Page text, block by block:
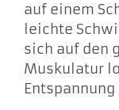
auf einem
leichte
sich auf den
Muskulatur